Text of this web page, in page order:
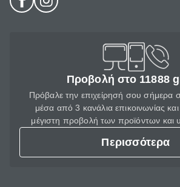
Προβολή στο 11888
Πρόβαλε την επιχείρησή σου σήμερα
μέσα από 3 κανάλια επικοινωνίας
μέγιστη προβολή των προϊόντων και
Περισσότερα